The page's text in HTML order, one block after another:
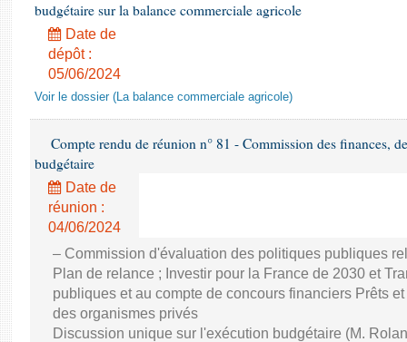
budgétaire sur la balance commerciale agricole
Date de
dépôt :
05/06/2024
Voir le dossier (La balance commerciale agricole)
Compte rendu de réunion n° 81 - Commission des finances,
budgétaire
Date de
réunion :
04/06/2024
– Commission d'évaluation des politiques publiques
Plan de relance ; Investir pour la France de 2030 et
publiques et au compte de concours financiers Prêts
des organismes privés
Discussion unique sur l'exécution budgétaire (M.